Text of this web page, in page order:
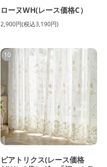
ローヌWH(レース価格C）
2,900円(税込3,190円)
10
ビアトリクス(レース価格